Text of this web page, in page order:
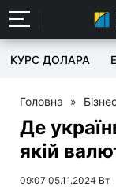
КУРС ДОЛАРА
Головна » Бізнес
Де
якій
09:07 05.11.2024 Вт